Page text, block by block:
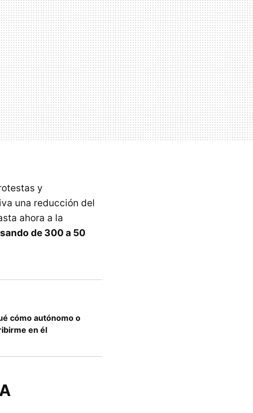
y
una reducción del
ahora a la
de 300 a 50
cómo autónomo o
en él